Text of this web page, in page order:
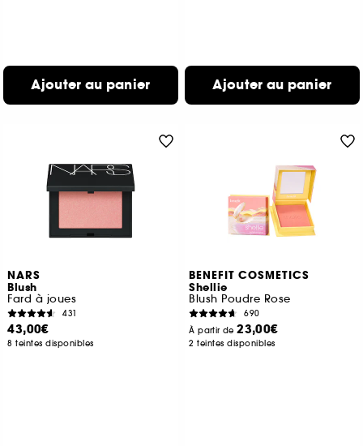
Ajouter au panier Ajouter au panier
NARS
Blush
Fard à joues
431
43,00€
8 teintes disponibles
BENEFIT COSMETICS
Shellie
Blush Poudre Rose
690
À partir de23,00€
2 teintes disponibles